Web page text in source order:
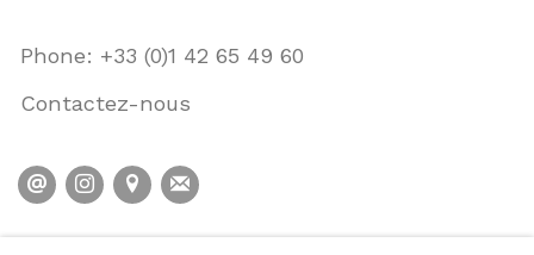
Phone: +33 (0)1 42 65 49 60
Contactez-nous